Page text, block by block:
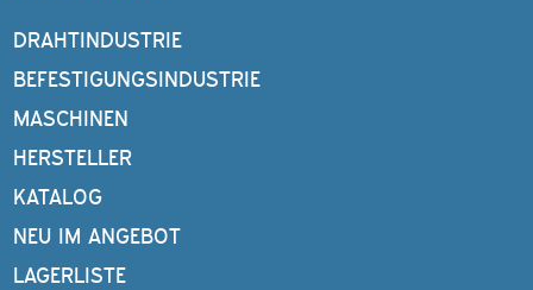
DRAHTINDUSTRIE
BEFESTIGUNGSINDUSTRIE
MASCHINEN
HERSTELLER
KATALOG
NEU IM ANGEBOT
LAGERLISTE